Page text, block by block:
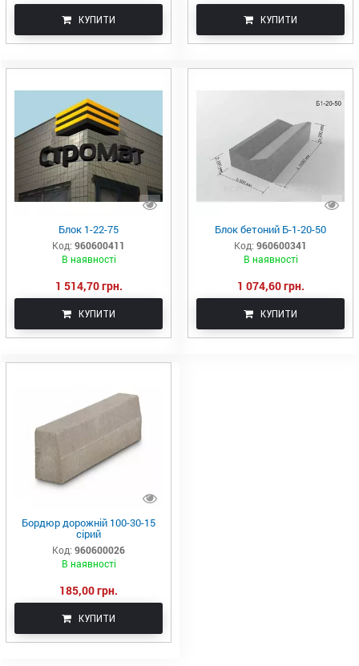
КУПИТИ КУПИТИ
Блок 1-22-75
Код: 960600411
В наявності
1 514,70 грн.
КУПИТИ
Блок бетоний Б-1-20-50
Код: 960600341
В наявності
1 074,60 грн.
КУПИТИ
Бордюр дорожній 100-30-15
сірий
Код: 960600026
В наявності
185,00 грн.
КУПИТИ